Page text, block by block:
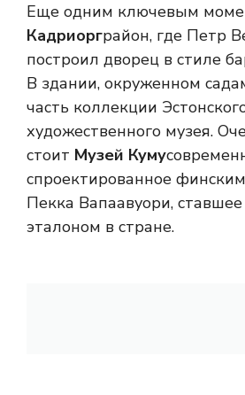
Еще одним ключевым
Кадриорграйон, где Петр
построил дворец в стиле
В здании, окруженном
часть коллекции
художественного музея.
стоит Музей Куму
спроектированное
Пекка Вапаавуори,
эталоном в стране.